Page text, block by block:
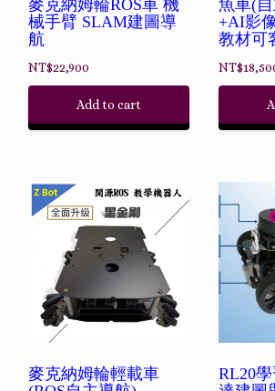
麥克納姆輪ROS車 機
械手臂 SLAM建圖導
航
NT$22,900
Add to cart
魚車(
+AI影
教材可
NT$
麥克納姆輪輕載車
RL20